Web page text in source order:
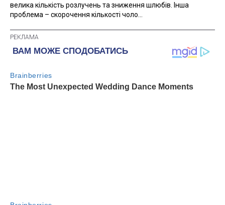
велика кількість розлучень та зниження шлюбів. Інша
проблема – скорочення кількості чоло...